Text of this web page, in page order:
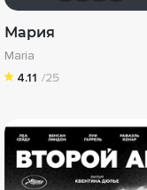
Мария
Maria
4.11 /25